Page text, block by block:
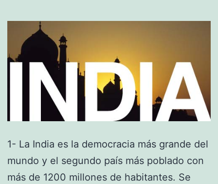
1- La India es la democracia más grande del
mundo y el segundo país más poblado con
más de 1200 millones de habitantes. Se